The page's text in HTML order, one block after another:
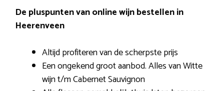
De pluspunten van online wijn bestellen in
Heerenveen
Altijd profiteren van de scherpste prijs
Een ongekend groot aanbod. Alles van Witte
wijn t/m Cabernet Sauvignon